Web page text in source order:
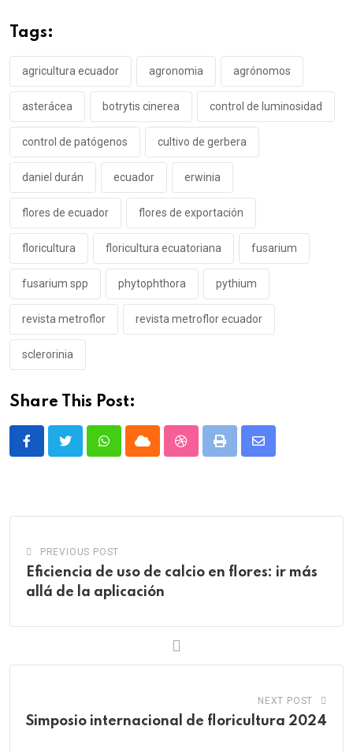
Tags:
agricultura ecuador agronomia agrónomos
asterácea botrytis cinerea control de luminosidad
control de patógenos cultivo de gerbera
daniel durán ecuador erwinia
flores de ecuador flores de exportación
floricultura floricultura ecuatoriana fusarium
fusarium spp phytophthora pythium
revista metroflor revista metroflor ecuador
sclerorinia
Share This Post:
WhatsappCloud StumbleUpon
Print
Share
PREVIOUS POST
Eficiencia de uso de calcio en flores: ir más
allá de la aplicación
NEXT POST
Simposio internacional de floricultura 2024